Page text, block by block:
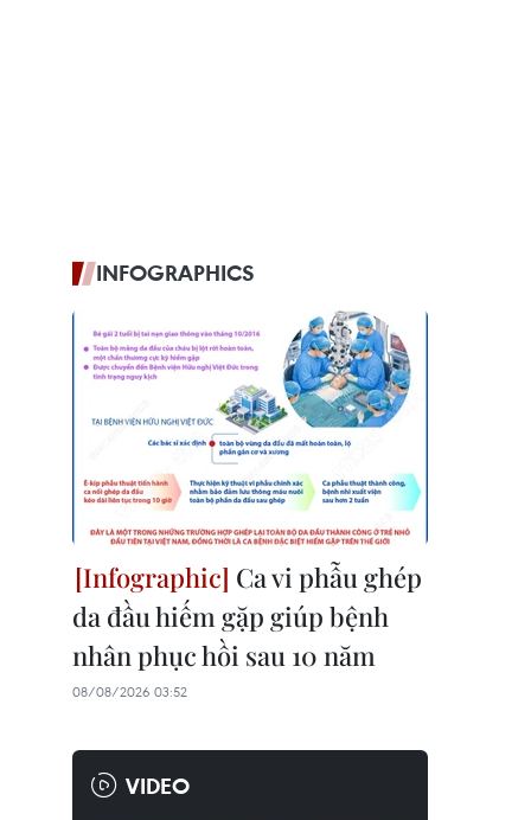
INFOGRAPHICS
Ca vi phẫu ghép
da đầu hiếm gặp giúp bệnh
nhân phục hồi sau 10 năm
08/08/2026 03:52
VIDEO